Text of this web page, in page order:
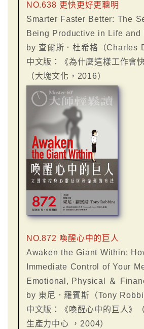
NO.638 更快更好更聰明
Smarter Faster Better: The
Being Productive in Life and
by 查爾斯．杜希格（Charles
中文版：《為什麼這樣工作會
（大塊文化，2016）
NO.872 喚醒心中的巨人
Awaken the Giant Within:
Immediate Control of Your
Emotional, Physical ＆
by 東尼．羅賓斯（Tony
中文版：《喚醒心中的巨人》
生產力中心 ，2004）